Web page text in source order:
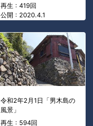
再生 : 419回
公開 : 2020.4.1
令和2年2月1日「男木島の
風景」
再生 : 594回